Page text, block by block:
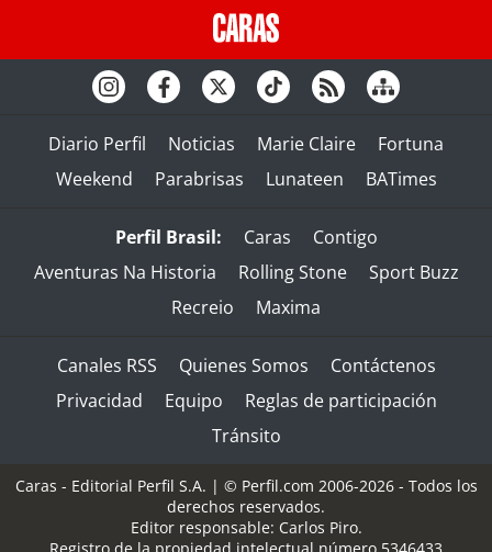
Diario Perfil Noticias Marie Claire
Fortuna
Weekend
Parabrisas Lunateen BATimes
Perfil Brasil: Caras
Contigo
Aventuras Na Historia
Rolling Stone
Sport Buzz
Recreio
Maxima
Canales RSS Quienes Somos
Contáctenos
Privacidad
Equipo
Reglas de participación
Tránsito
Caras - Editorial Perfil S.A. | © Perfil.com 2006-2026 - Todos los
derechos reservados.
Editor responsable: Carlos Piro.